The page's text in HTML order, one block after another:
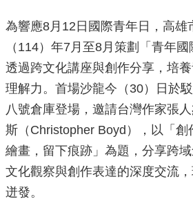
雄
資
源
主
題
專
區
便
民
服
為響應8月12日國際青年日，高雄
（114）年7月至8月策劃「青年國
透過跨文化講座與創作分享，培
理解力。首場沙龍今（30）日於
八號倉庫登場，邀請台灣作家張
斯（Christopher Boyd），以「創
繪畫，留下痕跡」為題，分享跨
文化觀察與創作表達的深度交流
迸發。